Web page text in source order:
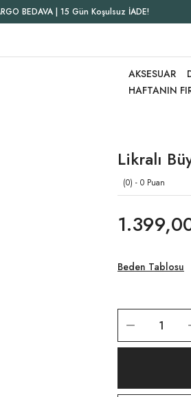
BEDAVA | 15 Gün Koşulsuz İADE!
AKSESUAR
HAFTANIN
Likralı
(0) - 0 Puan
Beden Tablosu